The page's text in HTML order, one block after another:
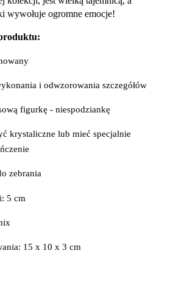
wywołuje ogromne emocje!
i odwzorowania szczegółów
figurkę - niespodziankę
krystaliczne lub mieć specjalnie
zebrania
5 cm
15 x 10 x 3 cm